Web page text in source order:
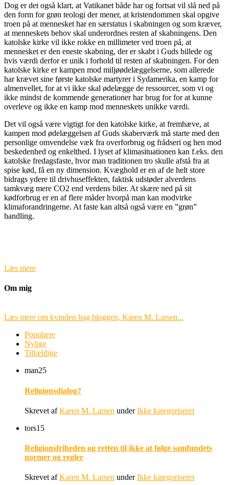
Dog er det også klart, at Vatikanet både har og fortsat vil slå ned på
den form for grøn teologi der mener, at kristendommen skal opgive
troen på at mennesket har en særstatus i skabningen og som kræver,
at menneskets behov skal underordnes resten af skabningens. Den
katolske kirke vil ikke rokke en millimeter ved troen på, at
mennesket er den eneste skabning, der er skabt i Guds billede og
hvis værdi derfor er unik i forhold til resten af skabningen. For den
katolske kirke er kampen mod miljøødelæggelserne, som allerede
har krævet sine første katolske martyrer i Sydamerika, en kamp for
almenvellet, for at vi ikke skal ødelægge de ressourcer, som vi og
ikke mindst de kommende generationer har brug for for at kunne
overleve og ikke en kamp mod menneskets unikke værdi.
Det vil også være vigtigt for den katolske kirke, at fremhæve, at
kampen mod ødelæggelsen af Guds skaberværk må starte med den
personlige omvendelse væk fra overforbrug og frådseri og hen mod
beskedenhed og enkelthed. I lyset af klimasituationen kan f.eks. den
katolske fredagsfaste, hvor man traditionen tro skulle afstå fra at
spise kød, få en ny dimension. Kvæghold er en af de helt store
bidrags ydere til drivhuseffekten, faktisk udstøder alverdens
tamkvæg mere CO2 end verdens biler. At skære ned på sit
kødforbrug er en af flere måder hvorpå man kan modvirke
klimaforandringerne. At faste kan altså også være en ”grøn”
handling.
Læs mere
Om mig
Læs mere om kvinden bag bloggen, Karen M. Larsen...
Populære
Nylige
Tilfældige
man25
Religionsdialog?
Skrevet afKaren M. Larsen underIkke kategoriseret
tors15
Religionsfriheden og retten til ikke at følge samfundets
normer og regler
Skrevet afKaren M. Larsen underIkke kategoriseret